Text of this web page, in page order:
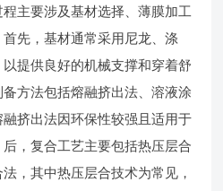
主要涉及基材选择、薄膜加工
先，基材通常采用尼龙、涤
提供良好的机械支撑和穿着舒
方法包括熔融挤出法、溶液涂
挤出法因环保性较强且适用于
，复合工艺主要包括热压层合
，其中热压层合技术为常见，